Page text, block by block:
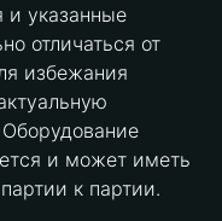
и указанные
отличаться от
избежания
и может иметь
к партии.